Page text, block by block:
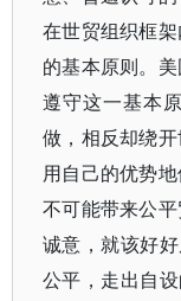
在世贸组织框
的基本原则。
遵守这一基本
做，相反却绕
用自己的优势
不可能带来公
诚意，就该好
公平，走出自